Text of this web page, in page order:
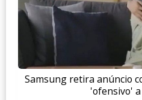
Samsung retira anúncio
'ofensivo'